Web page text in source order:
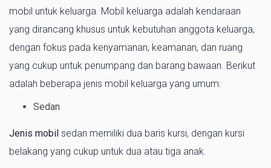
mobil untuk keluarga. Mobil keluarga adalah kendaraan
yang dirancang khusus untuk kebutuhan anggota keluarga,
dengan fokus pada kenyamanan, keamanan, dan ruang
yang cukup untuk penumpang dan barang bawaan. Berikut
adalah beberapa jenis mobil keluarga yang umum:
Sedan
Jenis mobil sedan memiliki dua baris kursi, dengan kursi
belakang yang cukup untuk dua atau tiga anak.